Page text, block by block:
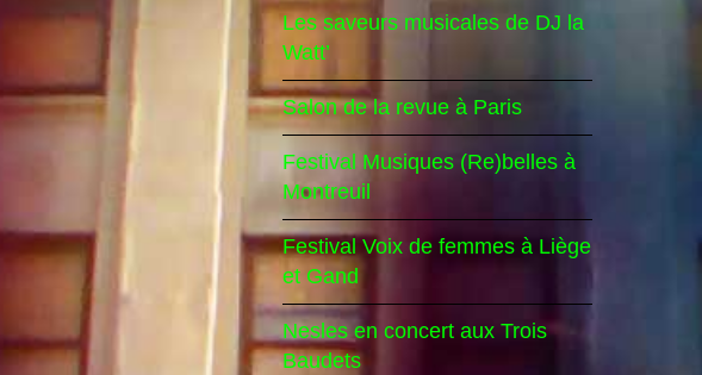
Les saveurs musicales de DJ la
Watt’
Salon de la revue à Paris
Festival Musiques (Re)belles à
Montreuil
Festival Voix de femmes à Liège
et Gand
Nesles en concert aux Trois
Baudets